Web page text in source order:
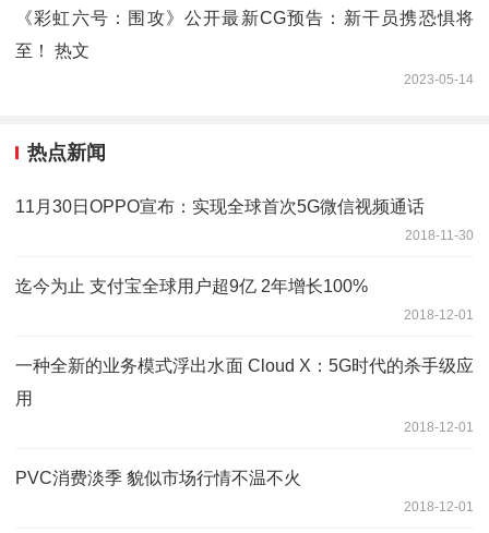
《彩虹六号：围攻》公开最新CG预告：新干员携恐惧将
至！ 热文
2023-05-14
热点新闻
11月30日OPPO宣布：实现全球首次5G微信视频通话
2018-11-30
迄今为止 支付宝全球用户超9亿 2年增长100%
2018-12-01
一种全新的业务模式浮出水面 Cloud X：5G时代的杀手级应
用
2018-12-01
PVC消费淡季 貌似市场行情不温不火
2018-12-01